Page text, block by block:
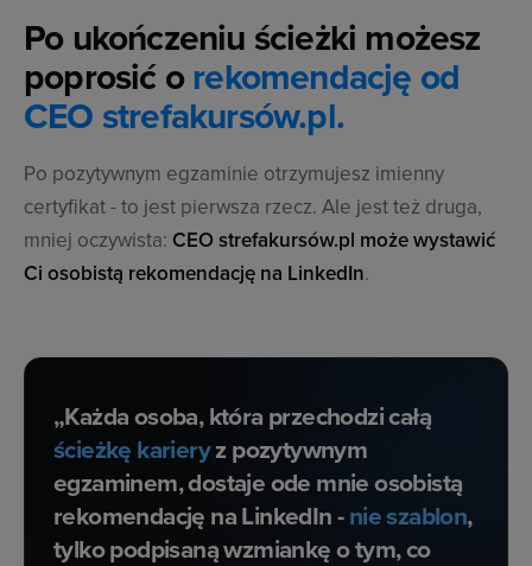
Po ukończeniu ścieżki możesz
poprosić o rekomendację od
CEO strefakursów.pl.
Po pozytywnym egzaminie otrzymujesz imienny
certyfikat - to jest pierwsza rzecz. Ale jest też druga,
mniej oczywista: CEO strefakursów.pl może wystawić
Ci osobistą rekomendację na LinkedIn.
„Każda osoba, która przechodzi całą
ścieżkę karieryz pozytywnym
egzaminem, dostaje ode mnie osobistą
rekomendację na LinkedIn - nie szablon,
tylko podpisaną wzmiankę o tym, co